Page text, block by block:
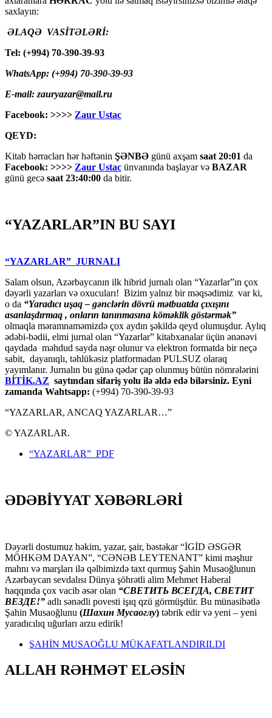
saxlayın:
ƏLAQƏ VASİTƏLƏRİ:
Tel: (+994) 70-390-39-93
WhatsApp: (+994) 70-390-39-93
E-mail: zauryazar@mail.ru
Facebook: >>>> Zaur Ustac
QEYD:
Kitab hərracları hər həftənin ŞƏNBƏ günü axşam saat 20:01 da
Facebook: >>>> Zaur Ustac ünvanında başlayar və BAZAR
günü gecə saat 23:40:00 da bitir.
“YAZARLAR”IN BU SAYI
“YAZARLAR” JURNALI
Salam olsun, Azərbaycanın ilk hibrid jurnalı olan “Yazarlar”ın çox
dəyərli yazarları və oxucuları! Bizim yalnız bir məqsədimiz var ki,
o da “Yaradıcı uşaq – gәnclәrin dövrü mәtbuatda çıxışını
asanlaşdırmaq , onların tanınmasına kömәklik göstәrmәk”
olmaqla məramnaməmizdə çox aydın şəkildə qeyd olumuşdur. Aylıq
ədəbi-bədii, elmi jurnal olan “Yazarlar” kitabxanalar üçün ənənəvi
qaydada məhdud sayda nəşr olunur və elektron formatda bir neçə
sabit, dayanıqlı, təhlükəsiz platformadan PULSUZ olaraq
yayımlanır. Jurnalın bu günə qədər çap olunmuş bütün nömrələrini
BİTİK.AZ saytından sifariş yolu ilə əldə edə bilərsiniz. Eyni
zamanda Wahtsapp: (+994) 70-390-39-93
“YAZARLAR, ANCAQ YAZARLAR…”
© YAZARLAR.
“YAZARLAR” PDF
ƏDƏBİYYAT XƏBƏRLƏRİ
Dəyərli dostumuz həkim, yazar, şair, bəstəkar “İGİD ƏSGƏR
MÖHKƏM DAYAN”, “CƏNƏB LEYTENANT” kimi məşhur
mahnı və marşları ilə qəlbimizdə taxt qurmuş Şahin Musaoğlunun
Azərbaycan sevdalısı Dünya şöhrətli alim Mehmet Haberal
haqqında çox vacib əsər olan “СВЕТИТЬ ВСЕГДА, СВЕТИТ
ВЕЗДЕ!” adlı sənədli povesti işıq qzü görmüşdür. Bu münasibətlə
Şahin Musaoğlunu (Шахин Мусаоглу) təbrik edir və yeni – yeni
yaradıcılıq uğurları arzu edirik!
ŞAHİN MUSAOĞLU MÜKAFATLANDIRILDI
ALLAH RƏHMƏT ELƏSİN